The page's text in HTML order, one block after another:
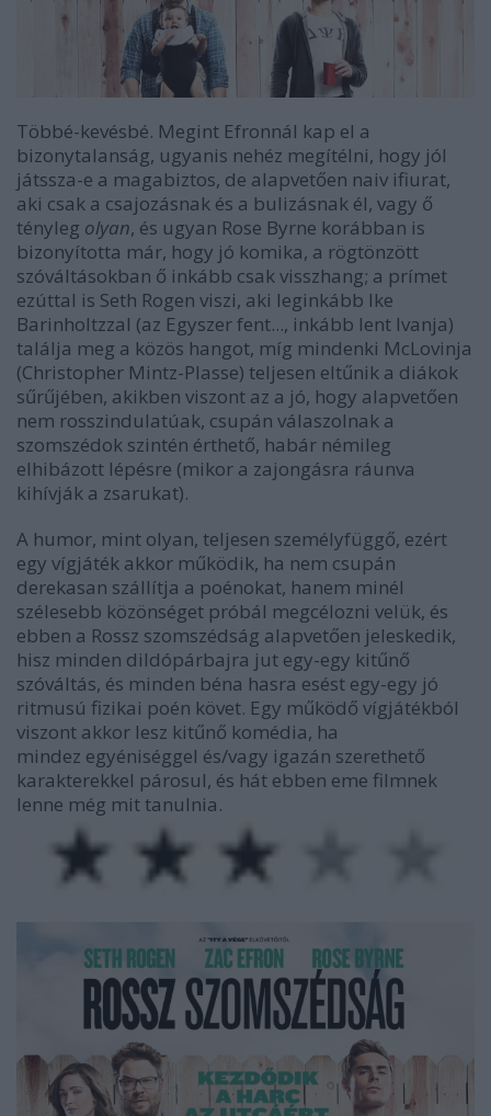
Többé-kevésbé. Megint Efronnál kap el a
bizonytalanság, ugyanis nehéz megítélni, hogy jól
játssza-e a magabiztos, de alapvetően naiv ifiurat,
aki csak a csajozásnak és a bulizásnak él, vagy ő
tényleg olyan, és ugyan Rose Byrne korábban is
bizonyította már, hogy jó komika, a rögtönzött
szóváltásokban ő inkább csak visszhang; a prímet
ezúttal is Seth Rogen viszi, aki leginkább Ike
Barinholtzzal (az Egyszer fent..., inkább lent Ivanja)
találja meg a közös hangot, míg mindenki McLovinja
(Christopher Mintz-Plasse) teljesen eltűnik a diákok
sűrűjében, akikben viszont az a jó, hogy alapvetően
nem rosszindulatúak, csupán válaszolnak a
szomszédok szintén érthető, habár némileg
elhibázott lépésre (mikor a zajongásra ráunva
kihívják a zsarukat).
A humor, mint olyan, teljesen személyfüggő, ezért
egy vígjáték akkor működik, ha nem csupán
derekasan szállítja a poénokat, hanem minél
szélesebb közönséget próbál megcélozni velük, és
ebben a Rossz szomszédság alapvetően jeleskedik,
hisz minden dildópárbajra jut egy-egy kitűnő
szóváltás, és minden béna hasra esést egy-egy jó
ritmusú fizikai poén követ. Egy működő vígjátékból
viszont akkor lesz kitűnő komédia, ha
mindez egyéniséggel és/vagy igazán szerethető
karakterekkel párosul, és hát ebben eme filmnek
lenne még mit tanulnia.